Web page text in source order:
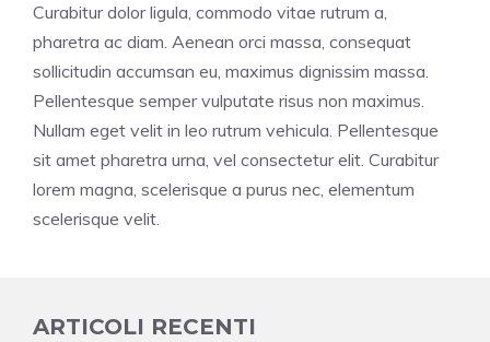
Curabitur dolor ligula, commodo vitae rutrum a,
pharetra ac diam. Aenean orci massa, consequat
sollicitudin accumsan eu, maximus dignissim massa.
Pellentesque semper vulputate risus non maximus.
Nullam eget velit in leo rutrum vehicula. Pellentesque
sit amet pharetra urna, vel consectetur elit. Curabitur
lorem magna, scelerisque a purus nec, elementum
scelerisque velit.
ARTICOLI RECENTI